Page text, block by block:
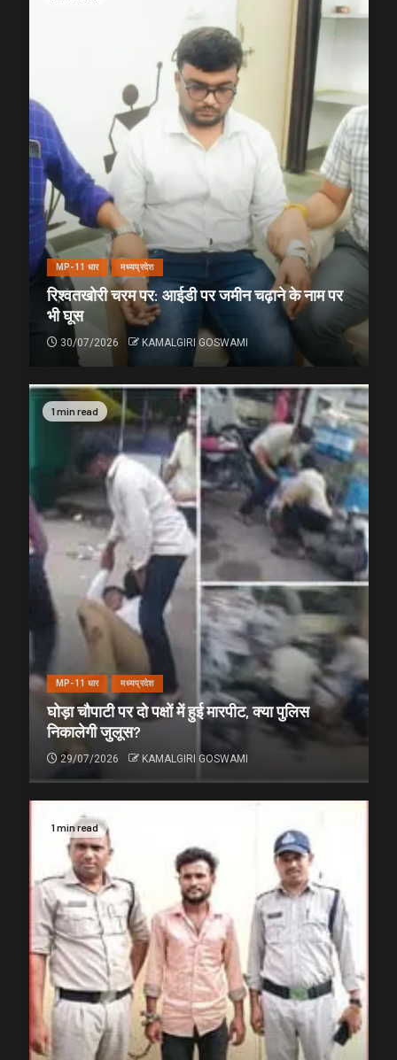
MP-11 धार मध्यप्रदेश
रिश्वतखोरी चरम पर: आईडी पर जमीन चढ़ाने के नाम पर
भी घूस
30/07/2026 KAMALGIRI GOSWAMI
1 min read
MP-11 धार मध्यप्रदेश
घोड़ा चौपाटी पर दो पक्षों में हुई मारपीट, क्या पुलिस
निकालेगी जुलूस?
29/07/2026 KAMALGIRI GOSWAMI
1 min read